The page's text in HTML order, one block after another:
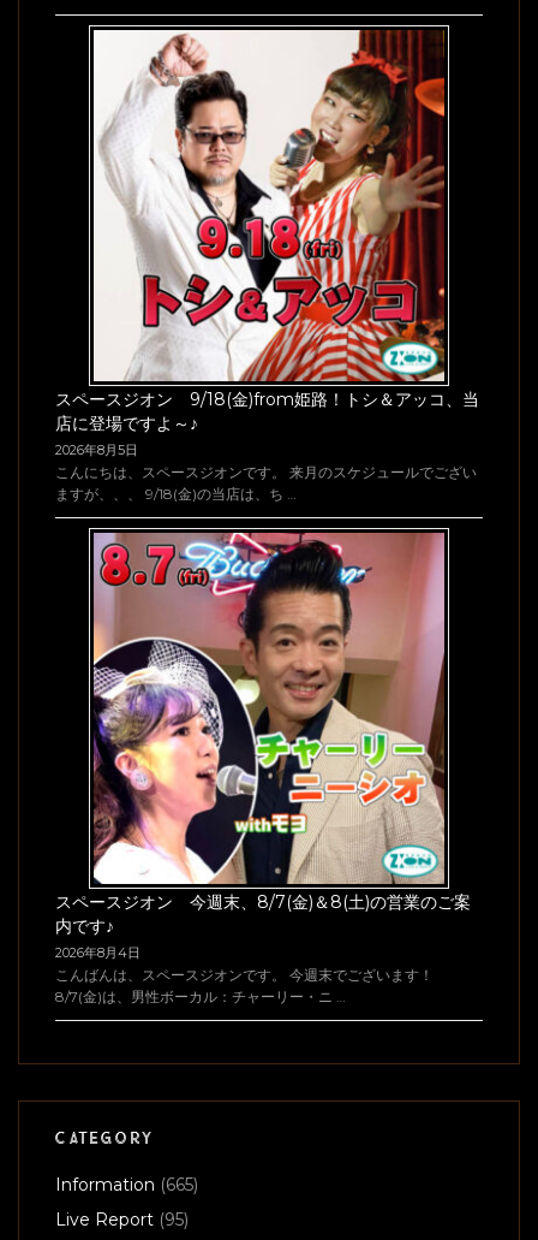
スペースジオン 9/18(金)from姫路！トシ＆アッコ、当
店に登場ですよ～♪
2026年8月5日
こんにちは、スペースジオンです。 来月のスケジュールでござい
ますが、、、 9/18(金)の当店は、ち …
スペースジオン 今週末、8/7(金)＆8(土)の営業のご案
内です♪
2026年8月4日
こんばんは、スペースジオンです。 今週末でございます！
8/7(金)は、男性ボーカル：チャーリー・ニ …
CATEGORY
Information (665)
Live Report (95)